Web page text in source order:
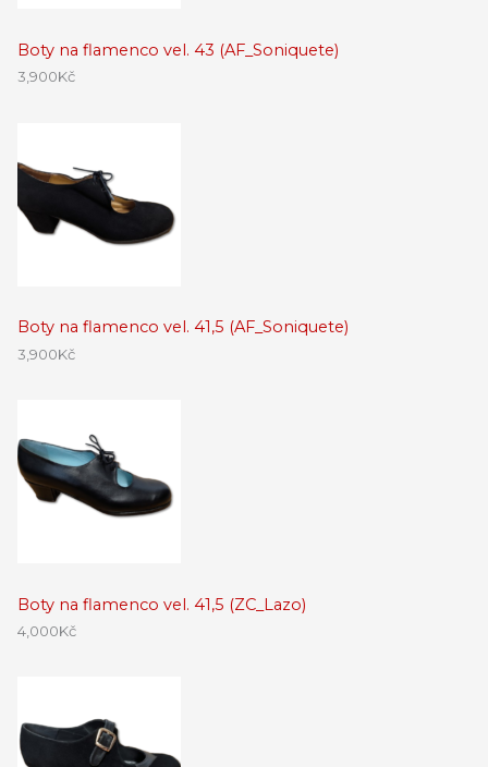
Boty na flamenco vel. 43 (AF_Soniquete)
3,900Kč
Boty na flamenco vel. 41,5 (AF_Soniquete)
3,900Kč
Boty na flamenco vel. 41,5 (ZC_Lazo)
4,000Kč